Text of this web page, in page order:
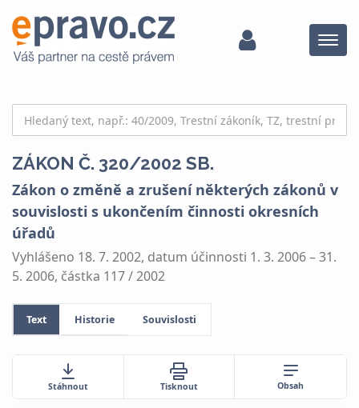
Menu
ZÁKON Č. 320/2002 SB.
Zákon o změně a zrušení některých zákonů v
souvislosti s ukončením činnosti okresních
úřadů
Vyhlášeno 18. 7. 2002, datum účinnosti 1. 3. 2006 – 31.
5. 2006, částka 117 / 2002
Text Historie Souvislosti
Stáhnout Tisknout Obsah